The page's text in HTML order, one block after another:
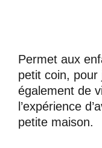
Permet aux
petit coin,
également de
l’expérience
petite maison.